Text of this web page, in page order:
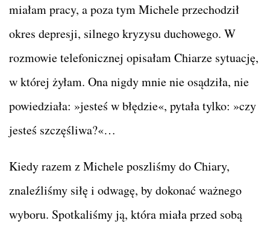
miałam pracy, a poza tym Michele przechodził
okres depresji, silnego kryzysu duchowego. W
rozmowie telefonicznej opisałam Chiarze sytuację,
w której żyłam. Ona nigdy mnie nie osądziła, nie
powiedziała: »jesteś w błędzie«, pytała tylko: »czy
jesteś szczęśliwa?«…
Kiedy razem z Michele poszliśmy do Chiary,
znaleźliśmy siłę i odwagę, by dokonać ważnego
wyboru. Spotkaliśmy ją, która miała przed sobą